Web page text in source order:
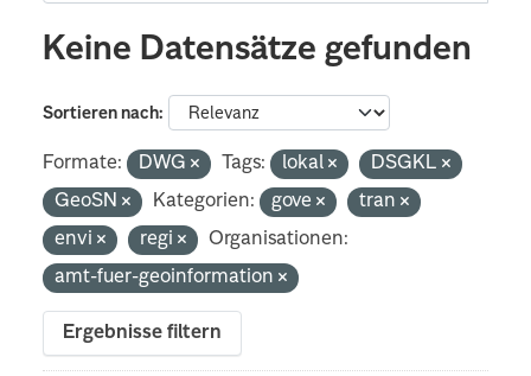
Keine Datensätze gefunden
Sortieren nach
Formate: DWG Tags: lokal
DSGKL
GeoSN
Kategorien: gove
tran
envi
regi
Organisationen:
amt-fuer-geoinformation
Ergebnisse filtern